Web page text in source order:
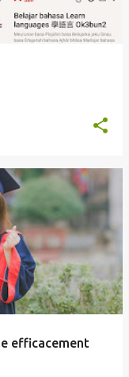
efficacement